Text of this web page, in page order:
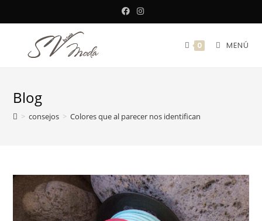
0 MENÚ
Blog
> consejos > Colores que al parecer nos identifican